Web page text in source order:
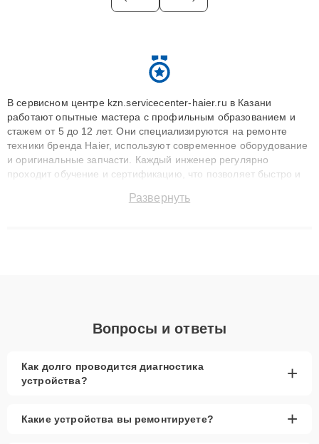
В сервисном центре kzn.servicecenter-haier.ru в Казани
работают опытные мастера с профильным образованием и
стажем от 5 до 12 лет. Они специализируются на ремонте
техники бренда Haier, используют современное оборудование
и оригинальные запчасти. Каждый инженер регулярно
проходит обучение и сертификацию, что позволяет быстро и
сохранением гарантии до 3 лет. Наши мастера решают
Развернуть
Вопросы и ответы
Как долго проводится диагностика
устройства?
+
Какие устройства вы ремонтируете? +